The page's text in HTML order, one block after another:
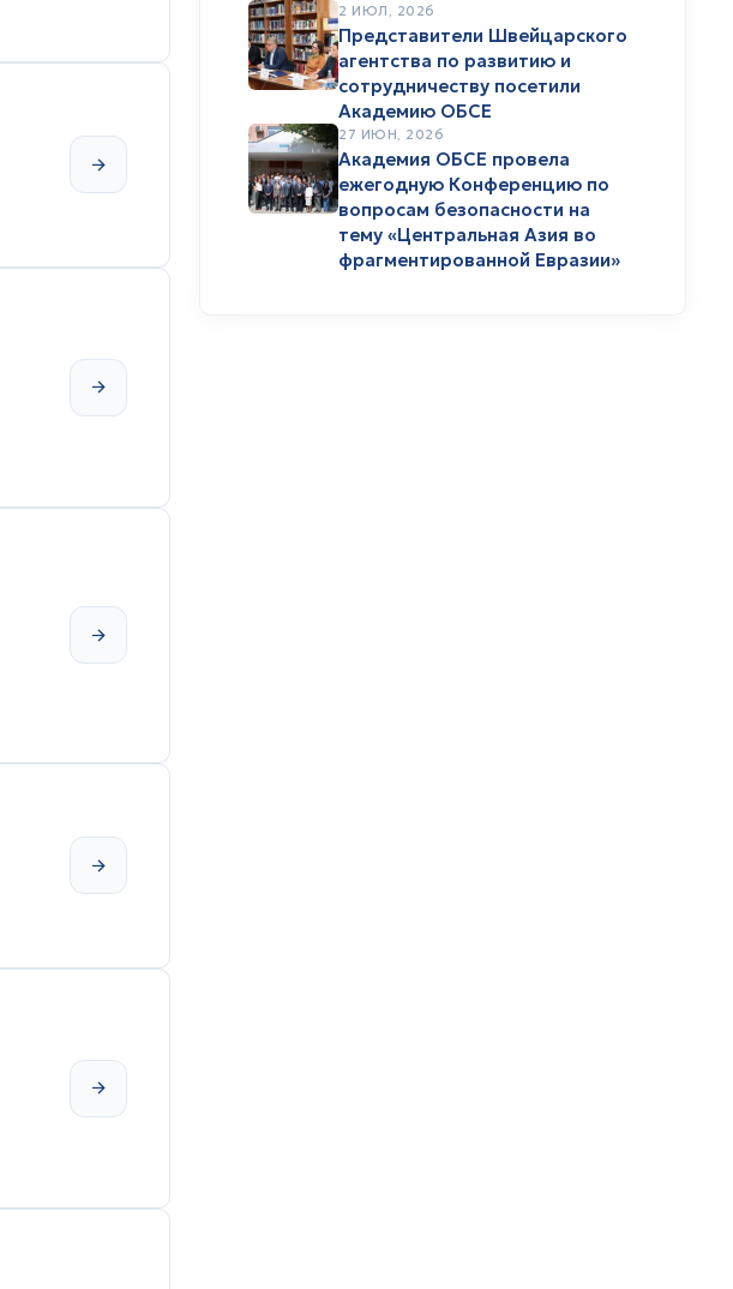
2 ИЮЛ, 2026
Представители Швейцарского
агентства по развитию и
сотрудничеству посетили
Академию ОБСЕ
27 ИЮН, 2026
Академия ОБСЕ провела
ежегодную Конференцию по
вопросам безопасности на
тему «Центральная Азия во
фрагментированной Евразии»